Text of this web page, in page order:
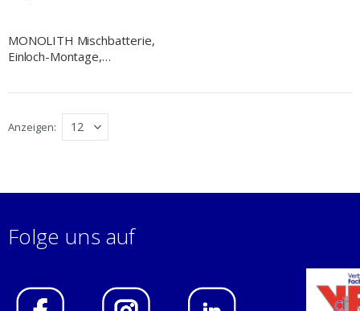
MONOLITH Mischbatterie,
Einloch-Montage,
Anzeigen
Folge uns auf